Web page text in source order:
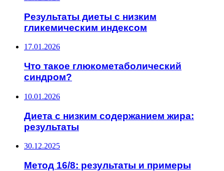
Результаты диеты с низким
гликемическим индексом
17.01.2026
Что такое глюкометаболический
синдром?
10.01.2026
Диета с низким содержанием жира:
результаты
30.12.2025
Метод 16/8: результаты и примеры